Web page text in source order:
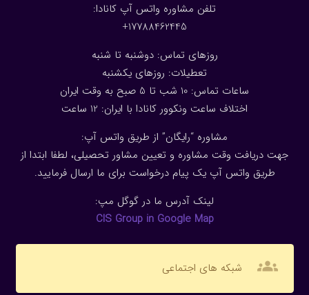
تلفن مشاوره واتس آپ کانادا:
17788462445+
روزهای تماس: دوشنبه تا شنبه
تعطیلات: روزهای یکشنبه
ساعات تماس: 10 شب تا 5 صبح به وقت ایران
اختلاف ساعت ونکوور کانادا با ایران: 1 2 ساعت
مشاوره “رایگان” از طریق واتس آپ:
جهت دریافت وقت مشاوره و تعیین مشاور تحصیلی، لطفا ابتدا از
طریق واتس آپ یک پیام درخواست برای ما ارسال فرمایید.
لینک آدرس ما در گوگل مپ:
CIS Group in Google Map
groups شبکه های اجتماعی